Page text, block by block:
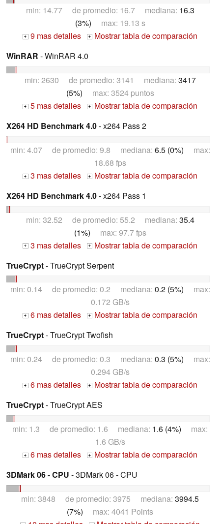
min: 14.77 de promedio: 16.7 mediana: 16.3
(3%) max: 19.13 s
+ 9 mas detalles +
Mostrar tabla de comparación
WinRAR - WinRAR 4.0
min: 2630 de promedio: 3141 mediana: 3417
(5%) max: 3524 puntos
+ 5 mas detalles +
Mostrar tabla de comparación
X264 HD Benchmark 4.0- x264 Pass 2
min: 4.07 de promedio: 9.8 mediana: 6.5 (0%) max:
18.68 fps
+ 3 mas detalles +
Mostrar tabla de comparación
X264 HD Benchmark 4.0- x264 Pass 1
min: 32.52 de promedio: 55.2 mediana: 35.4
(1%) max: 97.7 fps
+ 3 mas detalles +
Mostrar tabla de comparación
TrueCrypt- TrueCrypt Serpent
min: 0.14 de promedio: 0.2 mediana: 0.2 (5%) max:
0.172 GB/s
+ 6 mas detalles +
Mostrar tabla de comparación
TrueCrypt- TrueCrypt Twofish
min: 0.24 de promedio: 0.3 mediana: 0.3 (5%) max:
0.294 GB/s
+ 6 mas detalles +
Mostrar tabla de comparación
TrueCrypt- TrueCrypt AES
min: 1.3 de promedio: 1.6 mediana: 1.6 (4%) max:
1.6 GB/s
+ 6 mas detalles +
Mostrar tabla de comparación
3DMark 06 - CPU - 3DMark 06 - CPU
min: 3848 de promedio: 3975 mediana: 3994.5
(7%) max: 4041 Points